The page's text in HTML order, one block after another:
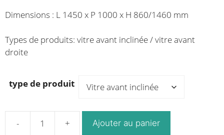
12,276.00€
10,434.60€
Dimensions : L 1450 x P 1000 x H 860/1460 mm
Types de produits: vitre avant inclinée / vitre avant
droite
type de produit
quantité
Ajouter au panier